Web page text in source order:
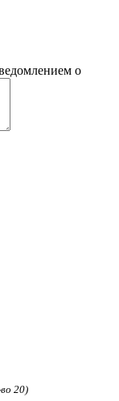
о
20)